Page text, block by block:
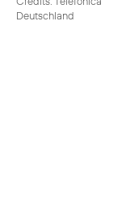
Deutschland